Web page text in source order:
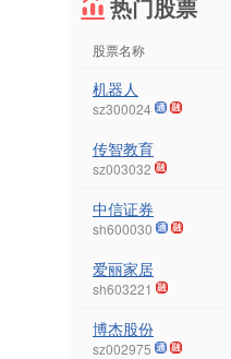
热门股票
股票名称
机器人
sz300024
传智教育
sz003032
中信证券
sh600030
爱丽家居
sh603221
博杰股份
sz002975